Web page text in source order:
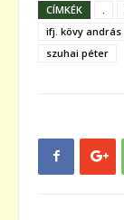
CÍMKÉK
ifj. kövy andrás
szuhai péter